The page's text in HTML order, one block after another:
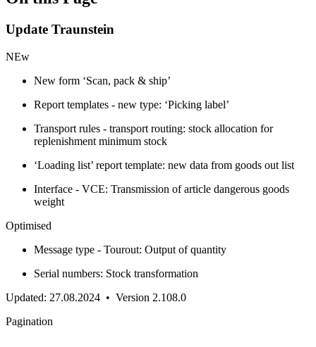
Update Traunstein
NEw
New form ‘Scan, pack & ship’
Report templates - new type: ‘Picking label’
Transport rules - transport routing: stock allocation for
replenishment minimum stock
‘Loading list’ report template: new data from goods out list
Interface - VCE: Transmission of article dangerous goods
weight
Optimised
Message type - Tourout: Output of quantity
Serial numbers: Stock transformation
Updated: 27.08.2024 • Version 2.108.0
Pagination